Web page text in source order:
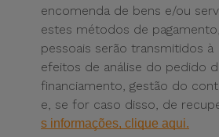
encomenda de bens e/ou
estes métodos de
pessoais serão transmitidos à
efeitos de análise do pedido
financiamento, gestão do
e, se for caso disso, de
s informações, clique aqui.